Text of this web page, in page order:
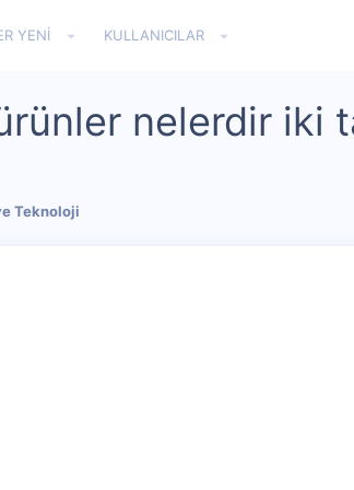
YENI KULLANICILAR
nelerdir iki
Teknoloji